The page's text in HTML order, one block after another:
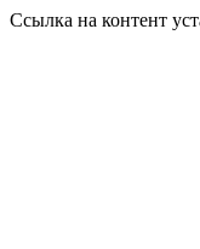
Ссылка на контент